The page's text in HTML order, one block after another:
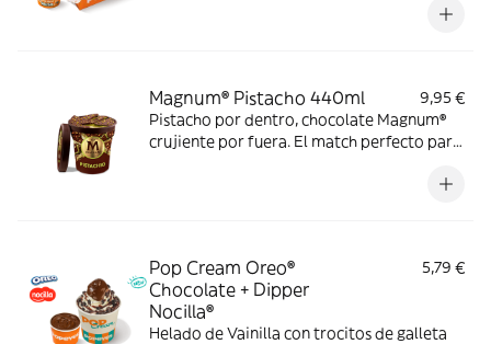
Nuggets. Ideal para los que creen que todo
Magnum® Pistacho 440ml
9,95 €
Pistacho por dentro, chocolate Magnum®
crujiente por fuera. El match perfecto para
Pop Cream Oreo®
Chocolate + Dipper
Nocilla®
5,79 €
Helado de Vainilla con trocitos de galleta